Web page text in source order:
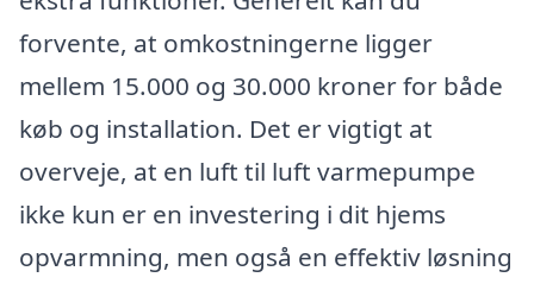
forvente, at omkostningerne ligger
mellem 15.000 og 30.000 kroner for både
køb og installation. Det er vigtigt at
overveje, at en luft til luft varmepumpe
ikke kun er en investering i dit hjems
opvarmning, men også en effektiv løsning